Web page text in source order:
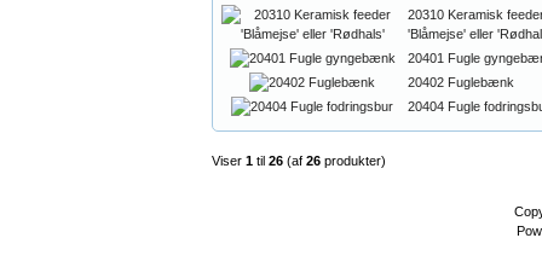
20310 Keramisk
'Blåmejse' eller
20401 Fugle
20402 Fuglebænk
20404 Fugle
Viser 1 til 26 (af 26 produkter)